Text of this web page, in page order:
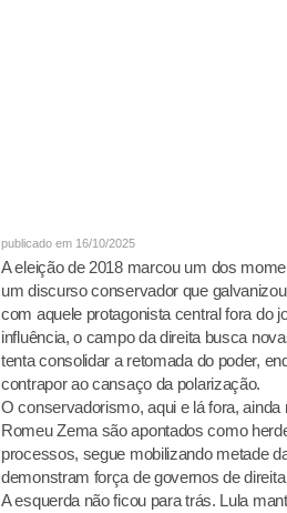
publicado em 16/10/2025
A eleição de 2018 marcou um dos
um discurso conservador que
com aquele protagonista central fora do
influência, o campo da direita busca
tenta consolidar a retomada do poder,
contrapor ao cansaço da polarização.
O conservadorismo, aqui e lá fora,
Romeu Zema são apontados como
processos, segue mobilizando metade
demonstram força de governos de
A esquerda não ficou para trás. Lula